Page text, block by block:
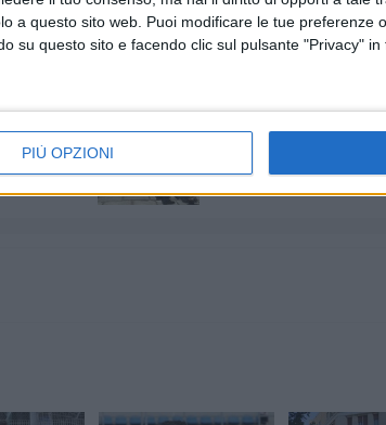
a questo sito web. Puoi modificare le tue preferenze
su questo sito e facendo clic sul pulsante "Privacy" in
PIÙ OPZIONI
essere supportato da Maistro.
degli
Napoli:
di Bari
7 AGOSTO 2026
Leccese: "Guardiamo
cantiere, stiamo
via Manzoni di